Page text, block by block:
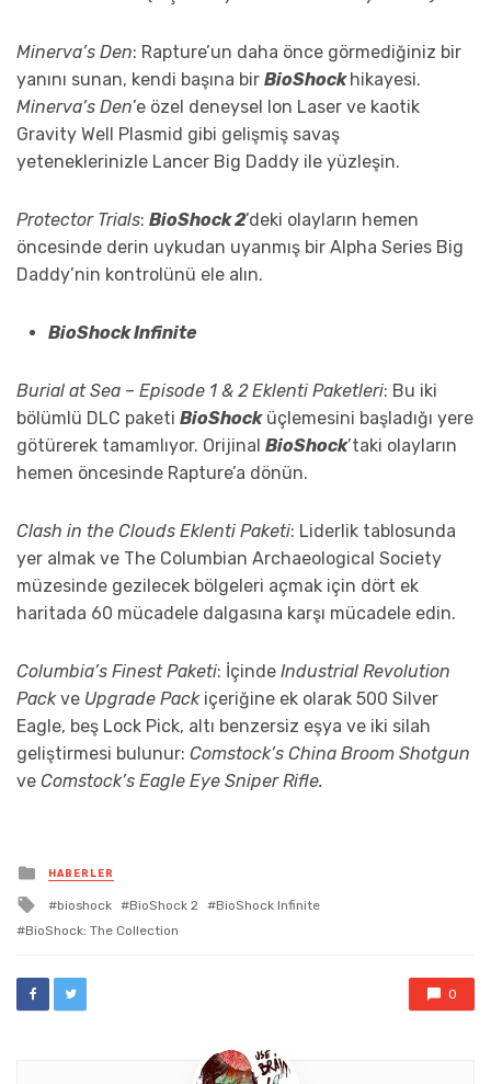
Minerva’s Den: Rapture’un daha önce görmediğiniz bir
yanını sunan, kendi başına bir BioShockhikayesi.
Minerva’s Den’e özel deneysel Ion Laser ve kaotik
Gravity Well Plasmid gibi gelişmiş savaş
yeteneklerinizle Lancer Big Daddy ile yüzleşin.
Protector Trials: BioShock 2’deki olayların hemen
öncesinde derin uykudan uyanmış bir Alpha Series Big
Daddy’nin kontrolünü ele alın.
BioShock Infinite
Burial at Sea – Episode 1 & 2 Eklenti Paketleri: Bu iki
bölümlü DLC paketi BioShocküçlemesini başladığı yere
götürerek tamamlıyor. Orijinal BioShock’taki olayların
hemen öncesinde Rapture’a dönün.
Clash in the Clouds Eklenti Paketi: Liderlik tablosunda
yer almak ve The Columbian Archaeological Society
müzesinde gezilecek bölgeleri açmak için dört ek
haritada 60 mücadele dalgasına karşı mücadele edin.
Columbia’s Finest Paketi: İçinde Industrial Revolution
Packve Upgrade Pack içeriğine ek olarak 500 Silver
Eagle, beş Lock Pick, altı benzersiz eşya ve iki silah
geliştirmesi bulunur: Comstock’s China Broom Shotgun
ve Comstock’s Eagle Eye Sniper Rifle.
Posted
in
HABERLER
Tagged
with
bioshock BioShock 2
BioShock Infinite
BioShock: The Collection
0